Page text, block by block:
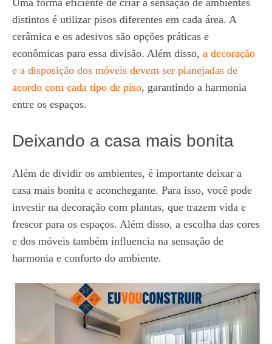
Uma forma eficiente de criar a sensação de ambientes
distintos é utilizar pisos diferentes em cada área. A
cerâmica e os adesivos são opções práticas e
econômicas para essa divisão. Além disso, a decoração
e a disposição dos móveis devem ser planejadas de
acordo com cada tipo de piso, garantindo a harmonia
entre os espaços.
Deixando a casa mais bonita
Além de dividir os ambientes, é importante deixar a
casa mais bonita e aconchegante. Para isso, você pode
investir na decoração com plantas, que trazem vida e
frescor para os espaços. Além disso, a escolha das cores
e dos móveis também influencia na sensação de
harmonia e conforto do ambiente.